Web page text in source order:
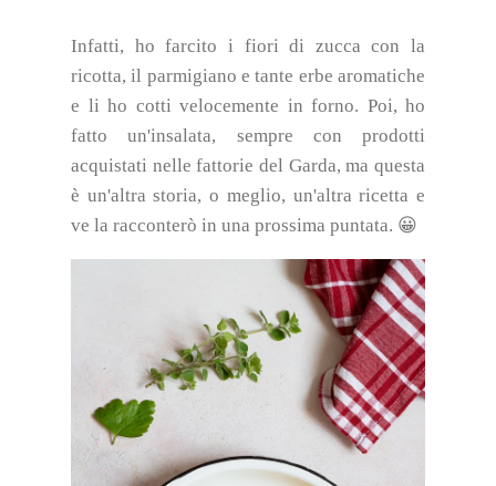
Infatti, ho farcito i fiori di zucca con la
ricotta, il parmigiano e tante erbe aromatiche
e li ho cotti velocemente in forno. Poi, ho
fatto un'insalata, sempre con prodotti
acquistati nelle fattorie del Garda, ma questa
è un'altra storia, o meglio, un'altra ricetta e
ve la racconterò in una prossima puntata. 😀